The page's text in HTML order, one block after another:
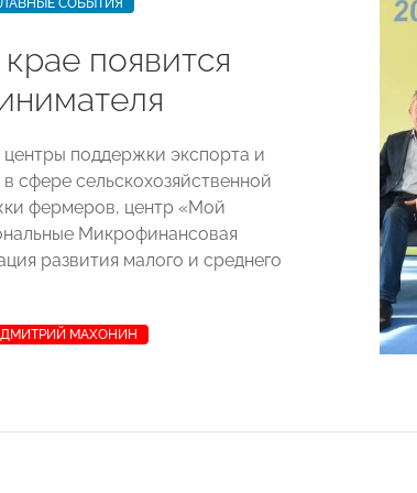
появится
поддержки экспорта и
сфере сельскохозяйственной
фермеров, центр «Мой
Микрофинансовая
развития малого и среднего
ДМИТРИЙ МАХОНИН